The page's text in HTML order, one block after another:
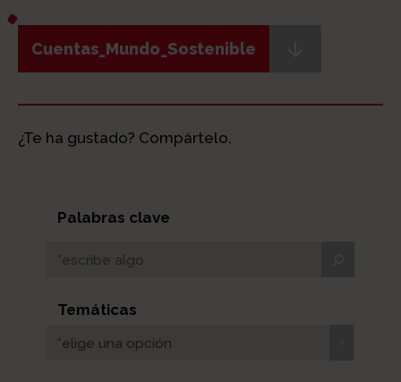
Cuentas_Mundo_Sostenible
¿Te ha gustado? Compártelo.
Palabras clave
Temáticas
*elige una opción